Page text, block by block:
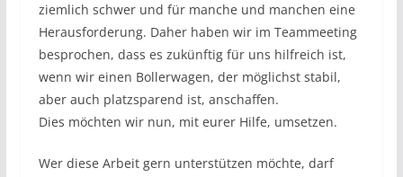
ziemlich schwer und für manche und manchen eine
Herausforderung. Daher haben wir im Teammeeting
besprochen, dass es zukünftig für uns hilfreich ist,
wenn wir einen Bollerwagen, der möglichst stabil,
aber auch platzsparend ist, anschaffen.
Dies möchten wir nun, mit eurer Hilfe, umsetzen.
Wer diese Arbeit gern unterstützen möchte, darf